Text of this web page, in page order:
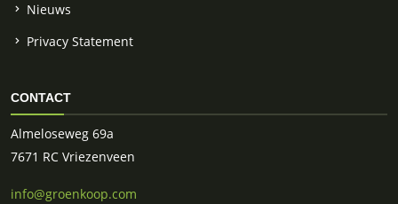
Nieuws
Privacy Statement
CONTACT
Almeloseweg 69a
7671 RC Vriezenveen
info@groenkoop.com